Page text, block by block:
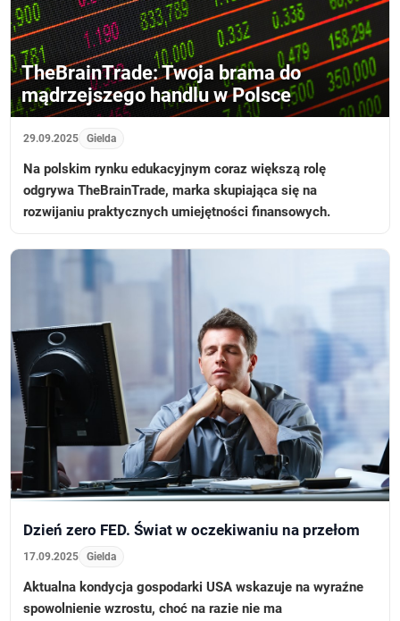
TheBrainTrade: Twoja brama do
mądrzejszego handlu w Polsce
29.09.2025 Gielda
Na polskim rynku edukacyjnym coraz większą rolę
odgrywa TheBrainTrade, marka skupiająca się na
rozwijaniu praktycznych umiejętności finansowych.
Dzień zero FED. Świat w oczekiwaniu na przełom
17.09.2025 Gielda
Aktualna kondycja gospodarki USA wskazuje na wyraźne
spowolnienie wzrostu, choć na razie nie ma